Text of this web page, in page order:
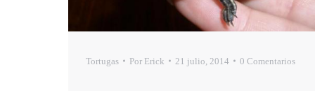
Tortugas Por Erick 21 julio, 2014 0 Comentarios